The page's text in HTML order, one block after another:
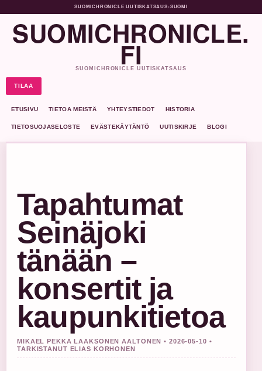
SUOMICHRONICLE UUTISKATSAUS•SUOMI
SUOMICHRONICLE.
FI
SUOMICHRONICLE UUTISKATSAUS
TILAA
ETUSIVU TIETOA MEISTÄ YHTEYSTIEDOT HISTORIA
TIETOSUOJASELOSTE EVÄSTEKÄYTÄNTÖ UUTISKIRJE BLOGI
Tapahtumat
Seinäjoki
tänään –
konsertit ja
kaupunkitietoa
MIKAEL PEKKA LAAKSONEN AALTONEN • 2026-05-10 •
TARKISTANUT ELIAS KORHONEN